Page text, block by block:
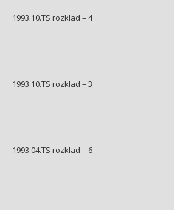
1993.10.TS rozklad – 4
1993.10.TS rozklad – 3
1993.04.TS rozklad – 6